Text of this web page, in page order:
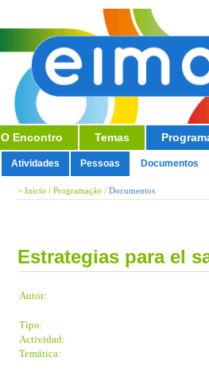
O Encontro Temas
Atividades Pessoas Documentos
> Inicio / Programação / Documentos
Estrategias para el
Autor:
Tipo:
Actividad:
Temática: